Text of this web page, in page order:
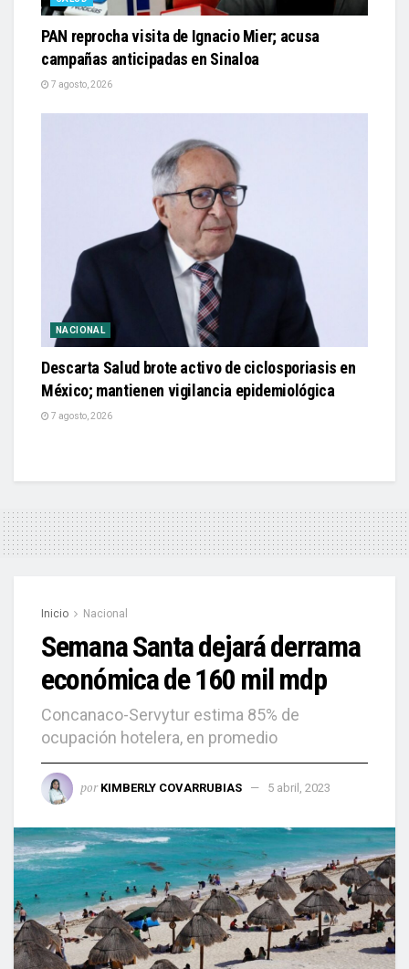
PAN reprocha visita de Ignacio Mier; acusa
campañas anticipadas en Sinaloa
7 agosto, 2026
NACIONAL
Descarta Salud brote activo de ciclosporiasis en
México; mantienen vigilancia epidemiológica
7 agosto, 2026
Inicio Nacional
Semana Santa dejará derrama
económica de 160 mil mdp
Concanaco-Servytur estima 85% de
ocupación hotelera, en promedio
por KIMBERLY COVARRUBIAS 5 abril, 2023